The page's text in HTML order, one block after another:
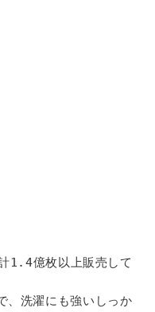
億枚以上販売して
洗濯にも強いしっか